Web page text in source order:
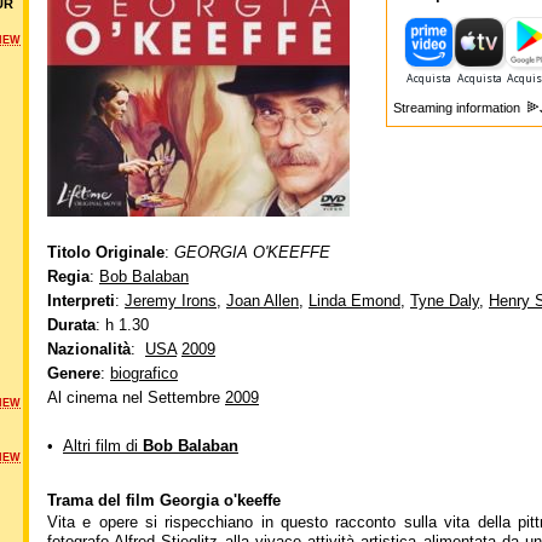
Streaming information
Titolo Originale: GEORGIA O'KEEFFE
Regia: Bob Balaban
Interpreti: Jeremy Irons, Joan Allen, Linda Emond, Tyne Daly, Henry
Durata: h 1.30
Nazionalità: USA 2009
Genere: biografico
Al cinema nel Settembre 2009
• Altri film di Bob Balaban
Trama del film Georgia o'keeffe
Vita e opere si rispecchiano in questo racconto sulla vita della